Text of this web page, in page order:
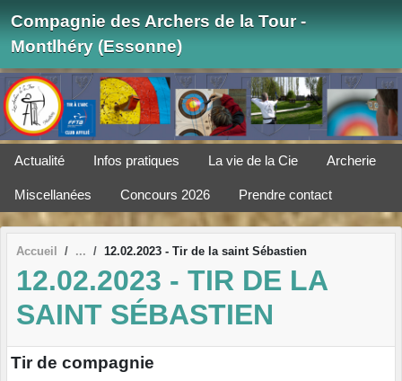
Compagnie des Archers de la Tour -
Montlhéry (Essonne)
Actualité Infos pratiques La vie de la Cie Archerie
Miscellanées Concours 2026 Prendre contact
Accueil 12.02.2023 - Tir de la saint Sébastien
12.02.2023 - TIR DE LA
SAINT SÉBASTIEN
Tir de compagnie